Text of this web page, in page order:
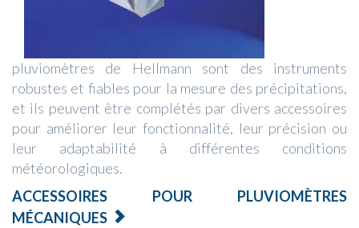
pluviomètres de Hellmann sont des instruments
robustes et fiables pour la mesure des précipitations,
et ils peuvent être complétés par divers accessoires
pour améliorer leur fonctionnalité, leur précision ou
leur adaptabilité à différentes conditions
météorologiques.
ACCESSOIRES POUR PLUVIOMÈTRES
MÉCANIQUES